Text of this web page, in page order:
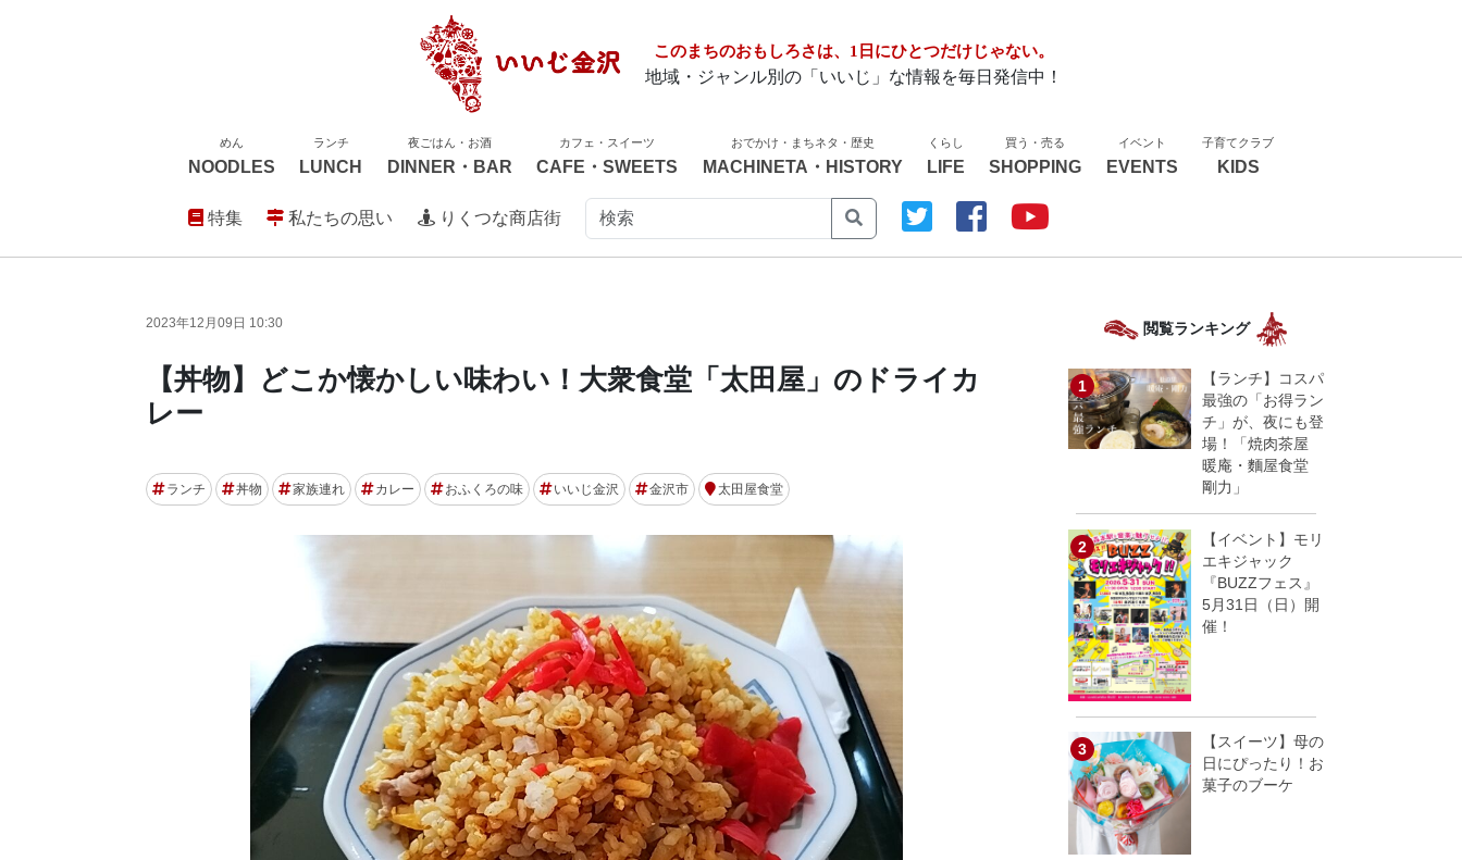
このまちのおもしろさは、1日にひとつだけじゃない。
地域・ジャンル別の「いいじ」な情報を毎日発信中！
めん
NOODLES
ランチ
LUNCH
夜ごはん・お酒
DINNER・BAR
カフェ・スイーツ
CAFE・SWEETS
おでかけ・まちネタ・歴史
MACHINETA・HISTORY
くらし
LIFE
買う・売る
SHOPPING
イベント
EVENTS
子育てクラブ
KIDS
特集 私たちの思い りくつな商店街
2023年12月09日 10:30
【丼物】どこか懐かしい味わい！大衆食堂「太田屋」のドライカ
レー
ランチ 丼物 家族連れ カレー おふくろの味 いいじ金沢 金沢市 太田屋食堂
閲覧ランキング
【ランチ】コスパ
最強の「お得ラン
チ」が、夜にも登
場！「焼肉茶屋
暖庵・麵屋食堂
剛力」
【イベント】モリ
エキジャック
『BUZZフェス』
5月31日（日）開
催！
【スイーツ】母の
日にぴったり！お
菓子のブーケ